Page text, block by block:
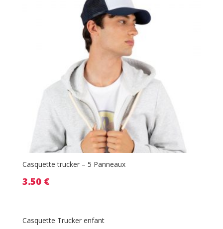
Casquette trucker – 5 Panneaux
3.50 €
Casquette Trucker enfant